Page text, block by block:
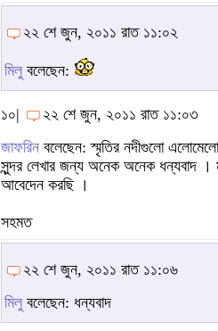
২২ শে জুন, ২০১১ রাত ১১:০২
মিলু বলেছেন:
১০|
২২ শে জুন, ২০১১ রাত ১১:০৩
জাফরিন বলেছেন: স্মৃতির নদীগুলো
সুন্দর লেখার জন্য অনেক অনেক ধন্যবাদ ।
আবেদেন করছি ।
সহমত
২২ শে জুন, ২০১১ রাত ১১:০৬
মিলু বলেছেন: ধন্যবাদ